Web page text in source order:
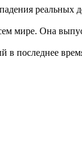
реальных
мире. Она
в последнее